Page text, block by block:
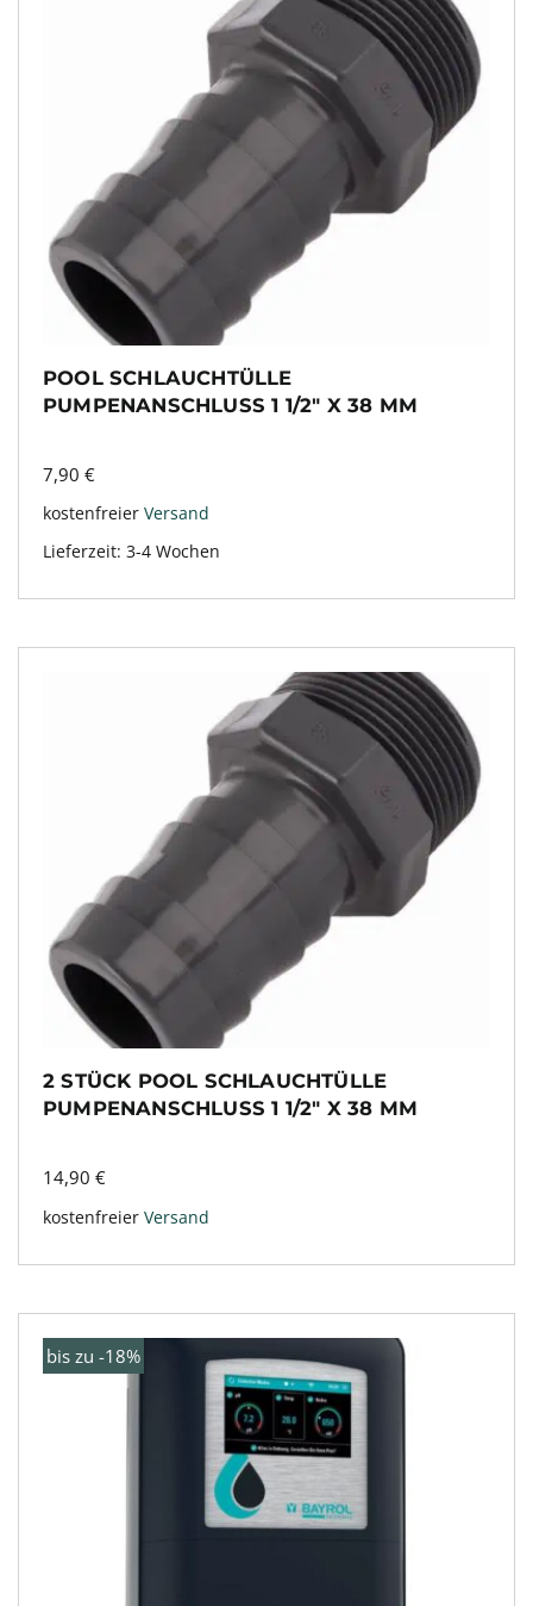
POOL SCHLAUCHTÜLLE
PUMPENANSCHLUSS 1 1/2″ X 38 MM
7,90 €
kostenfreier Versand
Lieferzeit: 3-4 Wochen
2 STÜCK POOL SCHLAUCHTÜLLE
PUMPENANSCHLUSS 1 1/2″ X 38 MM
14,90 €
kostenfreier Versand
bis zu -18%